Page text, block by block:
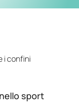
i confini
sport